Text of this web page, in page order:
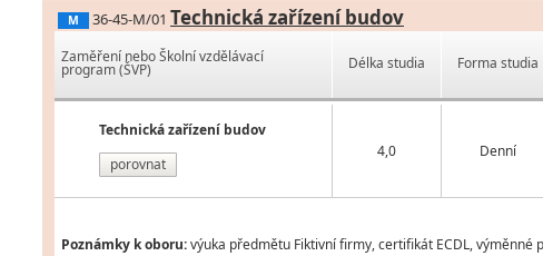
M 36-45-M/01 Technická zařízení budov
Zaměření nebo Školní vzdělávací
program (ŠVP)
Technická zařízení budov
porovnat
Délka studia Forma studia
4,0 Denní
Poznámky k oboru:výuka předmětu Fiktivní firmy, certifikát ECDL,